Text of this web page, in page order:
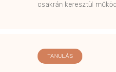
csakrán keresztül
TANULÁS